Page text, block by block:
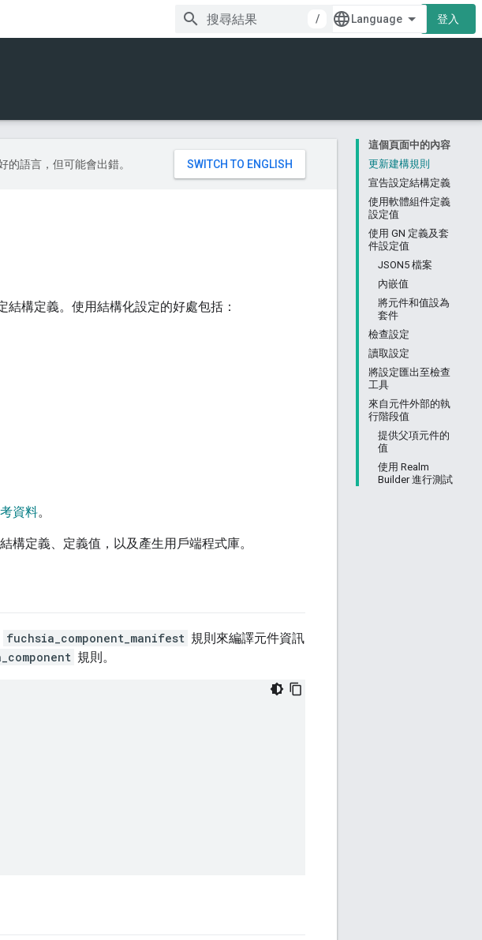
/
登入
這個頁面中的內容
更新建構規則
宣告設定結構定義
使用軟體組件定義
設定值
使用 GN 定義及套
件設定值
JSON5 檔案
內嵌值
將元件和值設為
套件
檢查設定
讀取設定
將設定匯出至檢查
工具
來自元件外部的執
行階段值
提供父項元件的
值
使用 Realm
Builder 進行測試
的語言，但可能會出錯。
構定義。使用結構化設定的好處包括：
資料。
構定義、定義值，以及產生用戶端程式庫。
fuchsia_component_manifest 規則來編譯元件資訊
規則。